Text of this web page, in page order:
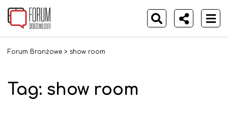
Forum Branżowe > show room
Tag: show room